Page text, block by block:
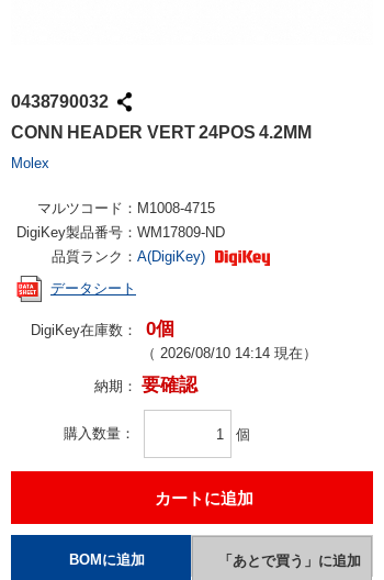
0438790032
CONN HEADER VERT 24POS 4.2MM
Molex
マルツコード： M1008-4715
DigiKey製品番号： WM17809-ND
品質ランク： A(DigiKey)
データシート
DigiKey在庫数： 0個
（ 2026/08/10 14:14 現在）
納期： 要確認
購入数量 個